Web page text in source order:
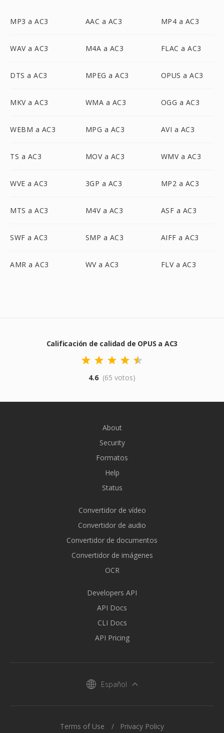
MP3 a AC3 AAC a AC3 MP4 a AC3
WAV a AC3 M4A a AC3 FLAC a AC3
DTS a AC3 MPEG a AC3 OPUS a AC3
MKV a AC3 WMA a AC3 OGG a AC3
WEBM a AC3 MPG a AC3 AVI a AC3
TS a AC3 MOV a AC3 WMV a AC3
WVE a AC3 3GP a AC3 MP2 a AC3
MTS a AC3 M4V a AC3 ASF a AC3
SWF a AC3 SMP a AC3 AIFF a AC3
AMR a AC3 WV a AC3 FLV a AC3
Calificación de calidad de OPUS a AC3
4.6 (65 votos)
About
Security
Formatos
Help
Status
Convertidor de vídeo
Convertidor de audio
Convertidor de documentos
Convertidor de imágenes
OCR
Developers API
API Docs
CLI Docs
API Pricing
Español
Terms of Use Privacy Policy